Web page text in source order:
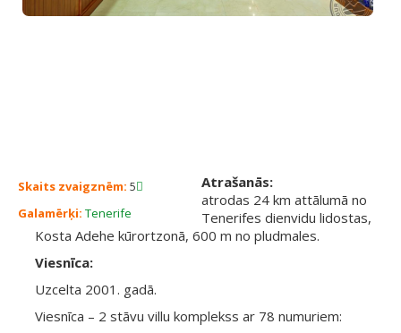
Skaits zvaigznēm: 5
Galamērķi: Tenerife
Atrašanās:
atrodas 24 km attālumā no
Tenerifes dienvidu lidostas,
Kosta Adehe kūrortzonā, 600 m no pludmales.
Viesnīca:
Uzcelta 2001. gadā.
Viesnīca – 2 stāvu villu komplekss ar 78 numuriem: